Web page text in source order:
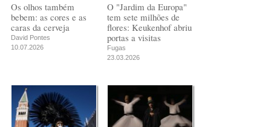
Os olhos também
bebem: as cores e as
caras da cerveja
David Pontes
10.07.2026
O "Jardim da Europa"
tem sete milhões de
flores: Keukenhof abriu
portas a visitas
Fugas
23.03.2026